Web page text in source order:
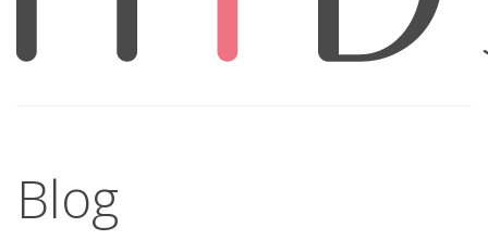
Blog